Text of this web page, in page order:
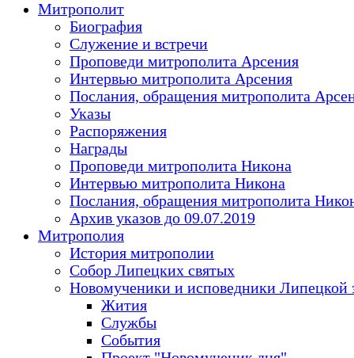
Митрополит
Биография
Служение и встречи
Проповеди митрополита Арсения
Интервью митрополита Арсения
Послания, обращения митрополита
Указы
Распоряжения
Награды
Проповеди митрополита Никона
Интервью митрополита Никона
Послания, обращения митрополита
Архив указов до 09.07.2019
Митрополия
История митрополии
Собор Липецких святых
Новомученики и исповедники Липецкой
Жития
Службы
События